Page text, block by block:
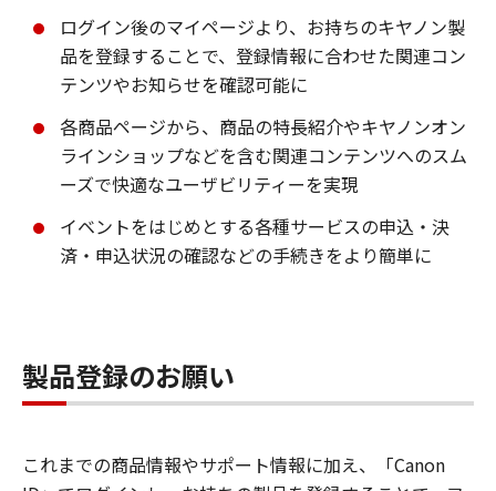
ログイン後のマイページより、お持ちのキヤノン製
品を登録することで、登録情報に合わせた関連コン
テンツやお知らせを確認可能に
各商品ページから、商品の特長紹介やキヤノンオン
ラインショップなどを含む関連コンテンツへのスム
ーズで快適なユーザビリティーを実現
イベントをはじめとする各種サービスの申込・決
済・申込状況の確認などの手続きをより簡単に
製品登録のお願い
これまでの商品情報やサポート情報に加え、「Canon